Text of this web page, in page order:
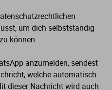
um dich selbstständig
können.
anzumelden, sendest
welche automatisch
dieser Nachricht wird auch